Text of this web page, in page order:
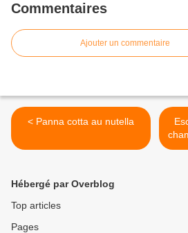
Commentaires
Ajouter un commentaire
< Panna cotta au nutella
Hébergé par Overblog
Top articles
Pages